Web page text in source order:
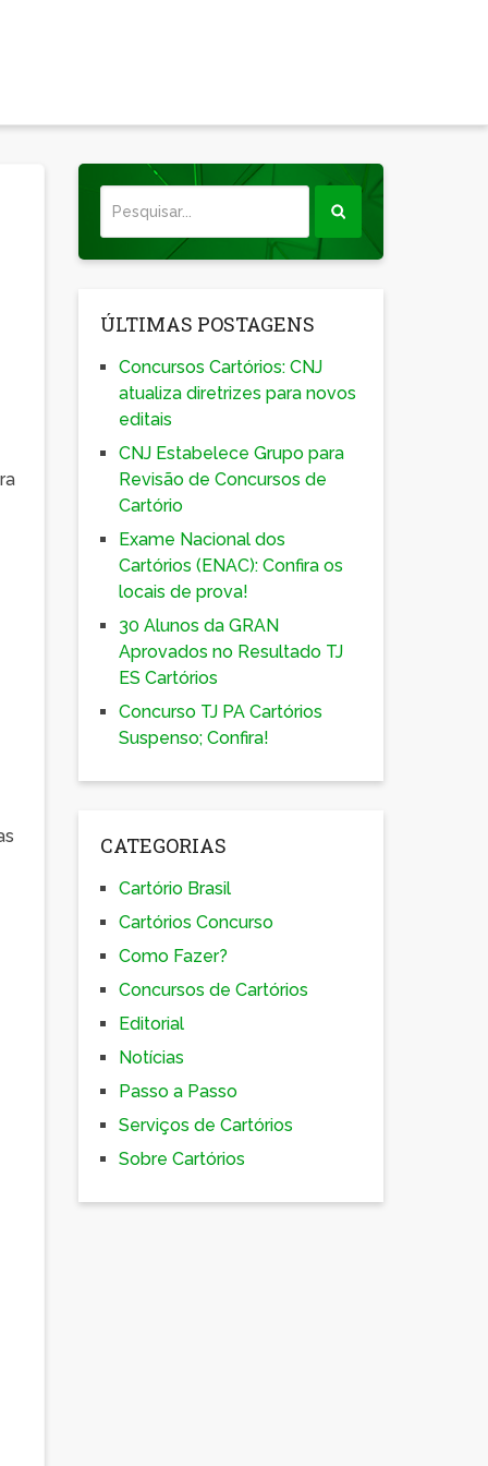
ÚLTIMAS POSTAGENS
Concursos Cartórios: CNJ
atualiza diretrizes para novos
editais
CNJ Estabelece Grupo para
Revisão de Concursos de
Cartório
Exame Nacional dos
Cartórios (ENAC): Confira os
locais de prova!
30 Alunos da GRAN
Aprovados no Resultado TJ
ES Cartórios
Concurso TJ PA Cartórios
Suspenso; Confira!
CATEGORIAS
Cartório Brasil
Cartórios Concurso
Como Fazer?
Concursos de Cartórios
Editorial
Notícias
Passo a Passo
Serviços de Cartórios
Sobre Cartórios